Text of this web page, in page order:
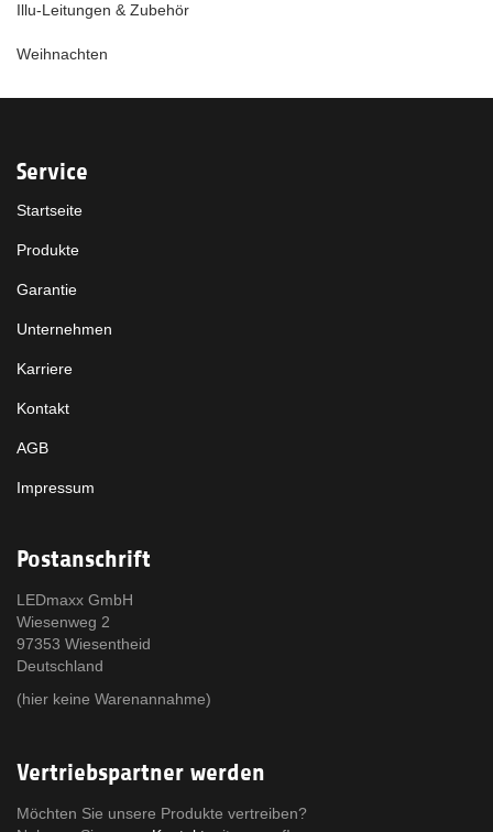
Illu-Leitungen & Zubehör
Weihnachten
Service
Startseite
Produkte
Garantie
Unternehmen
Karriere
Kontakt
AGB
Impressum
Postanschrift
LEDmaxx GmbH
Wiesenweg 2
97353 Wiesentheid
Deutschland
(hier keine Warenannahme)
Vertriebspartner werden
Möchten Sie unsere Produkte vertreiben?